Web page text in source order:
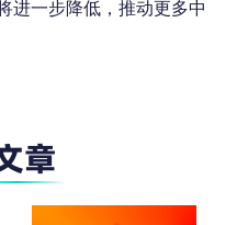
进一步降低，推动更多中